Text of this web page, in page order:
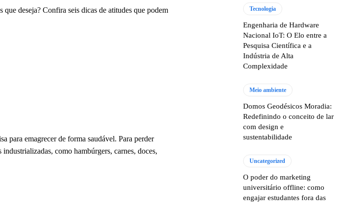
que deseja? Confira seis dicas de atitudes que podem
para emagrecer de forma saudável. Para perder
como hambúrgers, carnes, doces,
Tecnologia
Engenharia de Hardware
Nacional IoT: O Elo entre a
Pesquisa Científica e a
Indústria de Alta
Complexidade
Meio ambiente
Domos Geodésicos Moradia:
Redefinindo o conceito de lar
com design e
sustentabilidade
Uncategorized
O poder do marketing
universitário offline: como
engajar estudantes fora das